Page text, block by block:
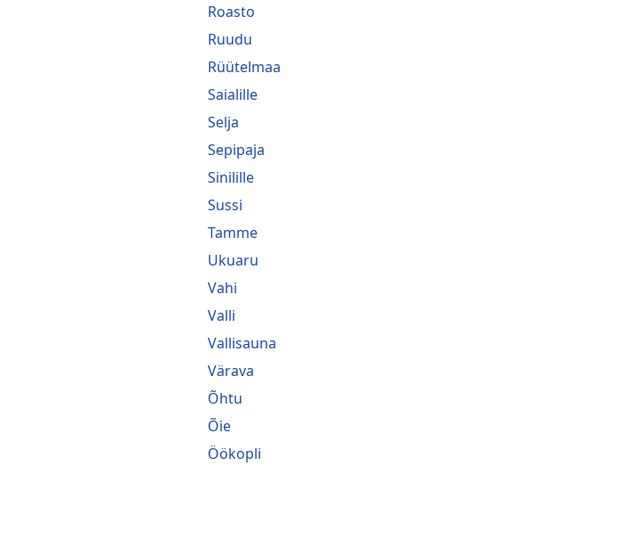
Roasto
Ruudu
Rüütelmaa
Saialille
Selja
Sepipaja
Sinilille
Sussi
Tamme
Ukuaru
Vahi
Valli
Vallisauna
Värava
Õhtu
Õie
Öökopli